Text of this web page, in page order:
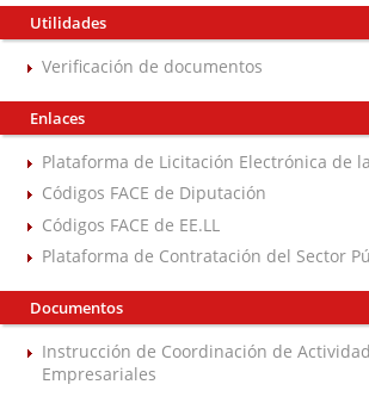
Utilidades
Verificación de documentos
Enlaces
Plataforma de Licitación Electrónica de
Códigos FACE de Diputación
Códigos FACE de EE.LL
Plataforma de Contratación del Sector
Documentos
Instrucción de Coordinación de
Empresariales